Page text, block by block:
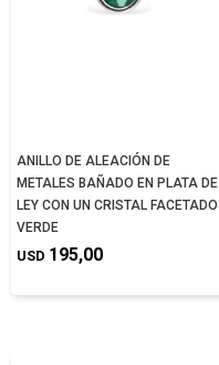
ANILLO DE ALEACIÓN DE
METALES BAÑADO EN PLATA DE
LEY CON UN CRISTAL FACETADO
VERDE
USD 195,00